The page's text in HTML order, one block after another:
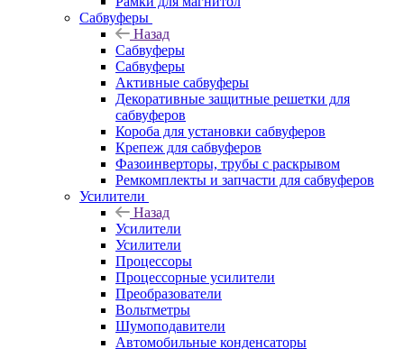
Сабвуферы
Назад
Сабвуферы
Сабвуферы
Активные сабвуферы
Декоративные защитные решетки для
сабвуферов
Короба для установки сабвуферов
Крепеж для сабвуферов
Фазоинверторы, трубы с раскрывом
Ремкомплекты и запчасти для сабвуферов
Усилители
Назад
Усилители
Усилители
Процессоры
Процессорные усилители
Преобразователи
Вольтметры
Шумоподавители
Автомобильные конденсаторы